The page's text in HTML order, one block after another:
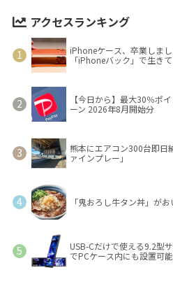
アクセスランキング
iPhoneケース、卒業しま
「iPhoneバック」で生きて
【今日から】最大30％ポ
ーン 2026年8月開始分
熊本にエアコン300台即日
ァインプレー」
「鬼おろし牛タン丼」が
USB-Cだけで使える9.2型
でPCケース内にも設置可能